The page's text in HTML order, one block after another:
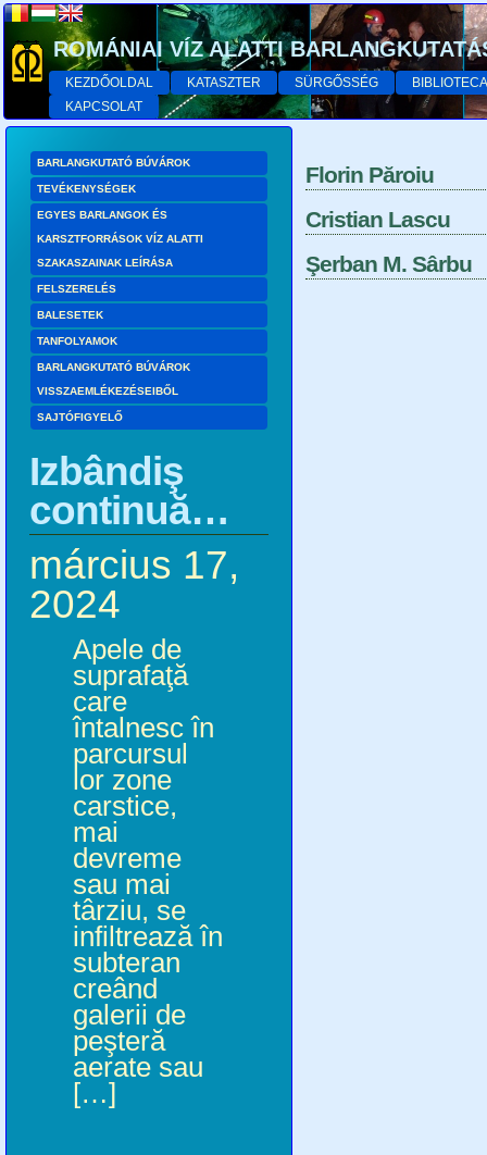
ROMÁNIAI VÍZ ALATTI
KEZDŐOLDAL KATASZTER SÜRGŐSSÉG
BIBLIOTECA
KAPCSOLAT
BARLANGKUTATÓ BÚVÁROK
TEVÉKENYSÉGEK
EGYES BARLANGOK ÉS
KARSZTFORRÁSOK VÍZ ALATTI
SZAKASZAINAK LEÍRÁSA
FELSZERELÉS
BALESETEK
TANFOLYAMOK
BARLANGKUTATÓ BÚVÁROK
VISSZAEMLÉKEZÉSEIBŐL
SAJTÓFIGYELŐ
Izbândiş
continuă…
március 17,
2024
Apele de
suprafaţă
care
întalnesc în
parcursul
lor zone
carstice,
mai
devreme
sau mai
târziu, se
infiltrează în
subteran
creând
galerii de
peşteră
aerate sau
[…]
Florin Păroiu
Cristian Lascu
Şerban M. Sârbu